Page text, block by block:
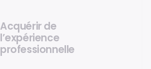
Acquérir de
l’expérience
professionnelle